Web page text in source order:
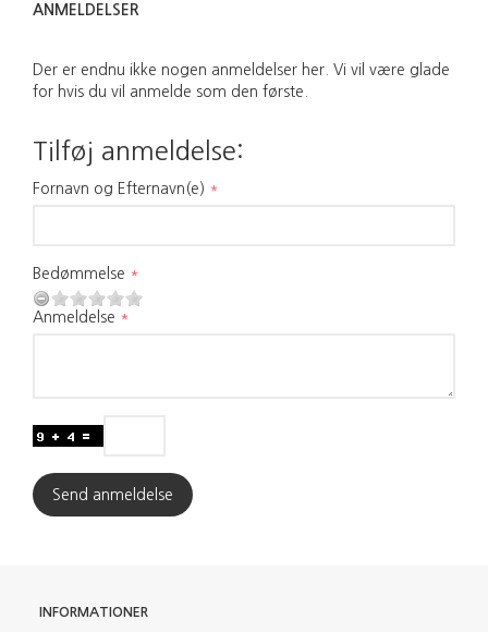
ANMELDELSER
Der er endnu ikke nogen anmeldelser her. Vi vil være glade
for hvis du vil anmelde som den første.
Tilføj anmeldelse:
Fornavn og Efternavn(e)
Bedømmelse
Anmeldelse
Send anmeldelse
INFORMATIONER